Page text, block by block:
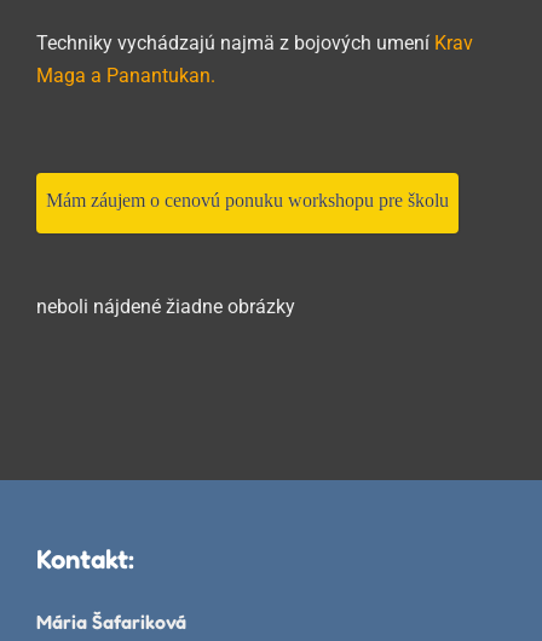
Techniky vychádzajú najmä z bojových umení Krav
Maga a Panantukan.
Mám záujem o cenovú ponuku workshopu pre školu
neboli nájdené žiadne obrázky
Kontakt:
Mária Šafariková